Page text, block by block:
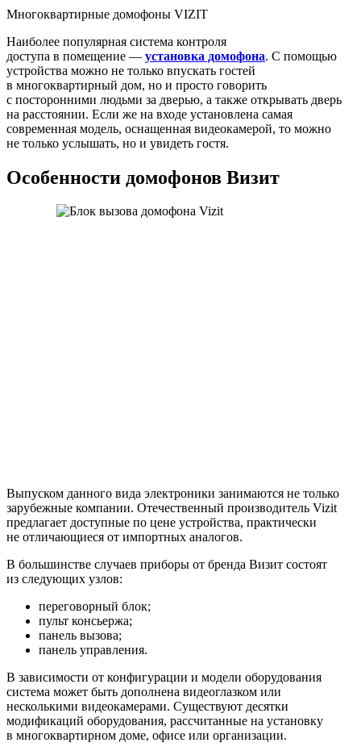
Многоквартирные домофоны VIZIT
Наиболее популярная система контроля
доступа в помещение — установка домофона. С помощью
устройства можно не только впускать гостей
в многоквартирный дом, но и просто говорить
с посторонними людьми за дверью, а также открывать дверь
на расстоянии. Если же на входе установлена самая
современная модель, оснащенная видеокамерой, то можно
не только услышать, но и увидеть гостя.
Особенности домофонов Визит
Выпуском данного вида электроники занимаются не только
зарубежные компании. Отечественный производитель Vizit
предлагает доступные по цене устройства, практически
не отличающиеся от импортных аналогов.
В большинстве случаев приборы от бренда Визит состоят
из следующих узлов:
переговорный блок;
пульт консьержа;
панель вызова;
панель управления.
В зависимости от конфигурации и модели оборудования
система может быть дополнена видеоглазком или
несколькими видеокамерами. Существуют десятки
модификаций оборудования, рассчитанные на установку
в многоквартирном доме, офисе или организации.